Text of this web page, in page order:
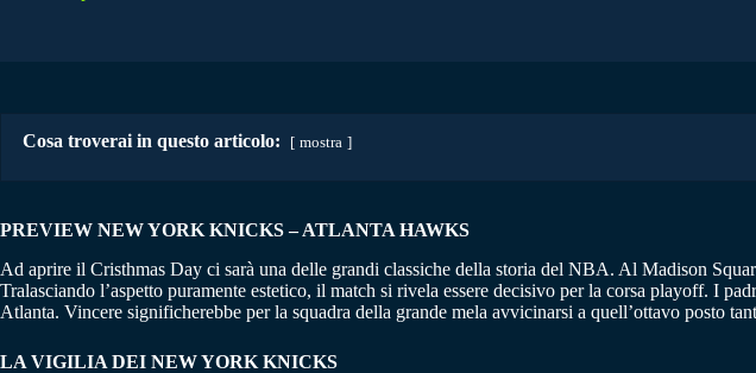
Cosa troverai in questo articolo: mostra
PREVIEW NEW YORK KNICKS – ATLANTA HAWKS
Ad aprire il Cristhmas Day ci sarà una delle grandi classiche della storia del NBA. Al Madison
Tralasciando l’aspetto puramente estetico, il match si rivela essere decisivo per la corsa playoff. I
Atlanta. Vincere significherebbe per la squadra della grande mela avvicinarsi a quell’ottavo posto
LA VIGILIA DEI NEW YORK KNICKS